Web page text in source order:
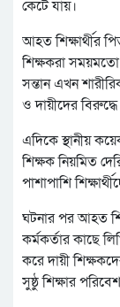
কেটে যায়।
আহত শিক্ষার্থীর
শিক্ষকরা
সন্তান এখন
ও দায়ীদের
এদিকে স্থানীয়
শিক্ষক নিয়মিত
পাশাপাশি
ঘটনার পর আহত
কর্মকর্তার কাছে
করে দায়ী
সুষ্ঠু শিক্ষার